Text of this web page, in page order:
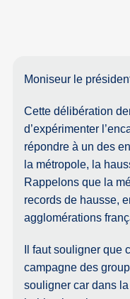
Moniseur le
Cette délibération
d’expérimenter
répondre à un des
la métropole, la
Rappelons que la
records de hausse,
agglomérations
Il faut souligner que
campagne des
souligner car dans